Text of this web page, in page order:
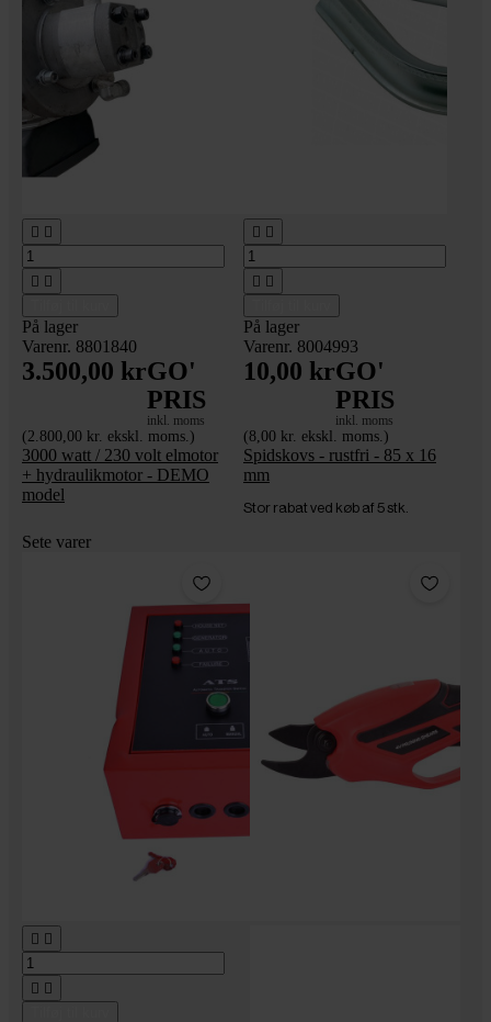
 
 
På lager
Varenr. 8801840
3.500,00 krGO'
PRIS
inkl. moms
(2.800,00 kr. ekskl. moms.)
3000 watt / 230 volt elmotor
+ hydraulikmotor - DEMO
model
 
 
På lager
Varenr. 8004993
10,00 krGO'
PRIS
inkl. moms
(8,00 kr. ekskl. moms.)
Spidskovs - rustfri - 85 x 16
mm
Stor rabat ved køb af 5 stk.
Sete varer
 
 